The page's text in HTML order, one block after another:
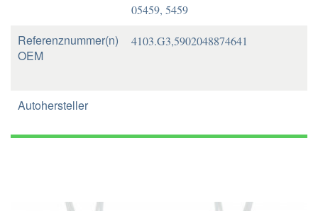
05459, 5459
Referenznummer(n)
OEM
4103.G3,5902048874641
Autohersteller